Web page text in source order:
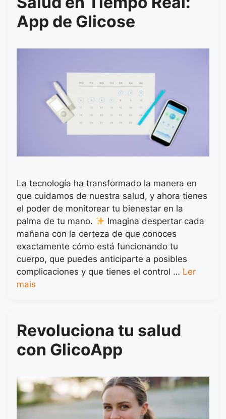
App de Glicose
La tecnología ha transformado la manera en
que cuidamos de nuestra salud, y ahora tienes
el poder de monitorear tu bienestar en la
palma de tu mano.
Imagina despertar cada
mañana con la certeza de que conoces
exactamente cómo está funcionando tu
cuerpo, que puedes anticiparte a posibles
complicaciones y que tienes el control … Ler
mais
Revoluciona tu salud
con GlicoApp